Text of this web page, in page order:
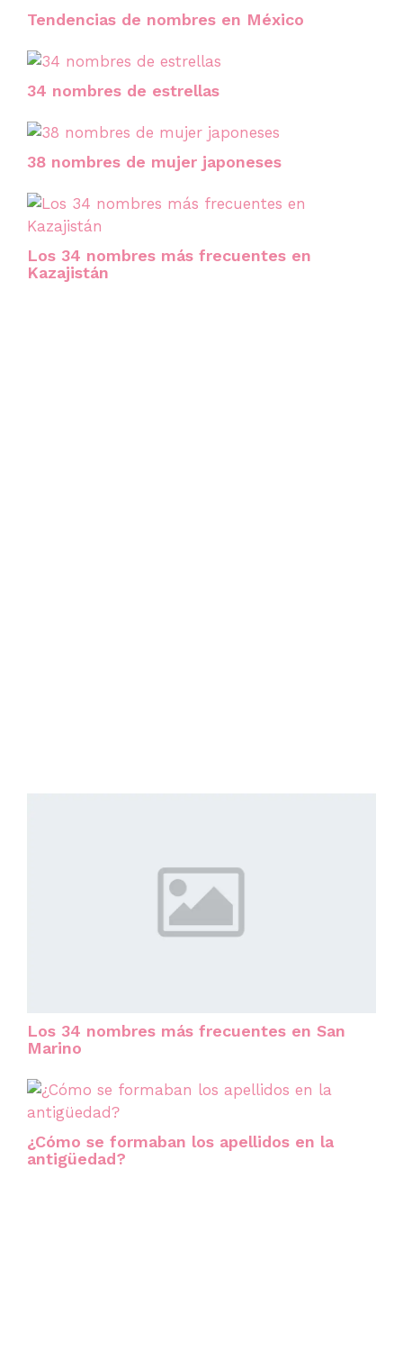
Tendencias de nombres en México
34 nombres de estrellas
38 nombres de mujer japoneses
Los 34 nombres más frecuentes en
Kazajistán
Los 34 nombres más frecuentes en San
Marino
¿Cómo se formaban los apellidos en la
antigüedad?